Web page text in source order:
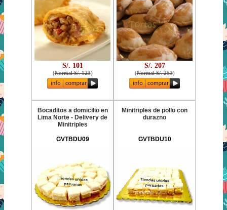
S/. 101
(Normal S/. 123)
S/. 207
(Normal S/. 253)
Bocaditos a domicilio en
Lima Norte - Delivery de
Minitriples
GVTBDU09
Minitriples de pollo con
durazno
GVTBDU10